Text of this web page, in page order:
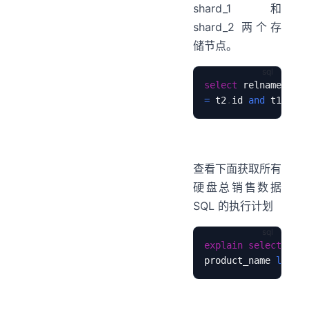
shard_1 和
shard_2 两个存
储节点。
select relname
= t2 . id and t1
查看下面获取所有
硬盘总销售数据
SQL 的执行计划
explain select
product_name like